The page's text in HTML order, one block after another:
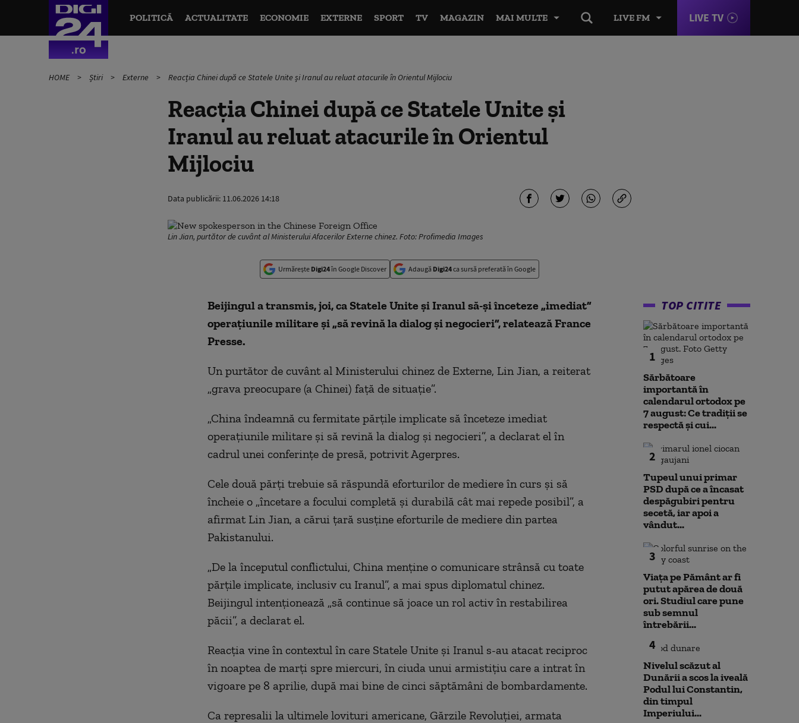
LIVE FM LIVE TV
POLITICĂ ACTUALITATE ECONOMIE EXTERNE SPORT TV MAGAZIN MAI MULTE
HOME Știri Externe Reacția Chinei după ce Statele Unite și Iranul au reluat atacurile în Orientul Mijlociu
Reacția Chinei după ce Statele Unite și
Iranul au reluat atacurile în Orientul
Mijlociu
Data publicării: 11.06.2026 14:18
Lin Jian, purtător de cuvânt al Ministerului Afacerilor Externe chinez. Foto: Profimedia Images
Urmărește Digi24în Google Discover Adaugă Digi24ca sursă preferată în Google
Beijingul a transmis, joi, ca Statele Unite şi Iranul să-şi înceteze „imediat”
operaţiunile militare și „să revină la dialog și negocieri”, relatează France
Presse.
Un purtător de cuvânt al Ministerului chinez de Externe, Lin Jian, a reiterat
„grava preocupare (a Chinei) faţă de situaţie”.
„China îndeamnă cu fermitate părţile implicate să înceteze imediat
operaţiunile militare şi să revină la dialog şi negocieri”, a declarat el în
cadrul unei conferinţe de presă, potrivit Agerpres.
Cele două părţi trebuie să răspundă eforturilor de mediere în curs şi să
încheie o „încetare a focului completă şi durabilă cât mai repede posibil”, a
afirmat Lin Jian, a cărui ţară susţine eforturile de mediere din partea
Pakistanului.
„De la începutul conflictului, China menţine o comunicare strânsă cu toate
părţile implicate, inclusiv cu Iranul”, a mai spus diplomatul chinez.
Beijingul intenţionează „să continue să joace un rol activ în restabilirea
păcii”, a declarat el.
Reacția vine în contextul în care Statele Unite şi Iranul s-au atacat reciproc
în noaptea de marţi spre miercuri, în ciuda unui armistiţiu care a intrat în
vigoare pe 8 aprilie, după mai bine de cinci săptămâni de bombardamente.
Ca represalii la ultimele lovituri americane, Gărzile Revoluţiei, armata
TOP CITITE
1
Sărbătoare
importantă în
calendarul ortodox pe
7 august: Ce tradiții se
respectă și cui...
2
Tupeul unui primar
PSD după ce a încasat
despăgubiri pentru
secetă, iar apoi a
vândut...
3
Viața pe Pământ ar fi
putut apărea de două
ori. Studiul care pune
sub semnul
întrebării...
4
Nivelul scăzut al
Dunării a scos la iveală
Podul lui Constantin,
din timpul
Imperiului...